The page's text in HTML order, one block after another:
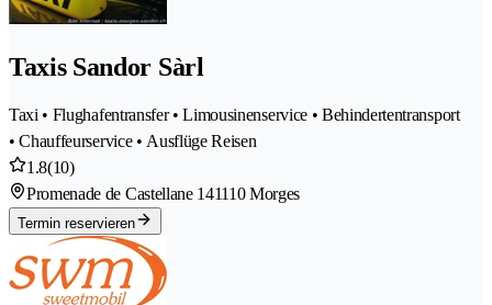
Taxis Sandor Sàrl
Taxi • Flughafentransfer • Limousinenservice • Behindertentransport
• Chauffeurservice • Ausflüge Reisen
1.8(10)
Promenade de Castellane 141110 Morges
Termin reservieren